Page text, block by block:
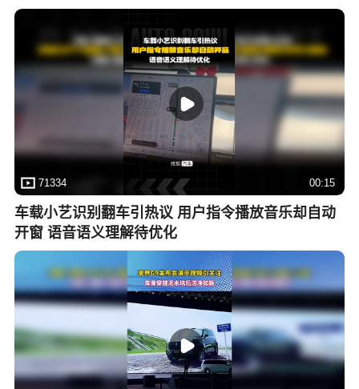
71334 00:15
车载小艺识别翻车引热议 用户指令播放音乐却自动
开窗 语音语义理解待优化